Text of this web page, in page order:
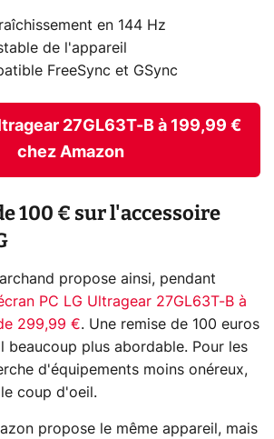
en 144 Hz
de l'appareil
FreeSync et GSync
27GL63T-B à 199,99 €
chez Amazon
100 € sur l'accessoire
propose ainsi, pendant
PC LG Ultragear 27GL63T-B à
299,99 €. Une remise de 100 euros
beaucoup plus abordable. Pour les
d'équipements moins onéreux,
coup d'oeil.
propose le même appareil, mais